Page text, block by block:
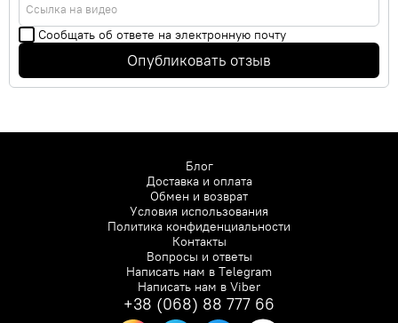
Ссылка на видео
Сообщать об ответе на электронную почту
Опубликовать отзыв
Блог
Доставка и оплата
Обмен и возврат
Условия использования
Политика конфиденциальности
Контакты
Вопросы и ответы
Написать нам в Telegram
Написать нам в Viber
+38 (068) 88 777 66